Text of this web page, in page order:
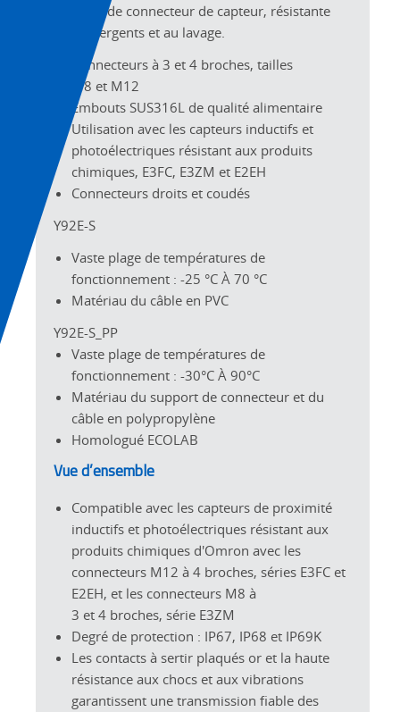
cordons de connecteur de capteur, résistante
aux détergents et au lavage.
Connecteurs à 3 et 4 broches, tailles
M8 et M12
Embouts SUS316L de qualité alimentaire
Utilisation avec les capteurs inductifs et
photoélectriques résistant aux produits
chimiques, E3FC, E3ZM et E2EH
Connecteurs droits et coudés
Y92E-S
Vaste plage de températures de
fonctionnement : -25 °C À 70 °C
Matériau du câble en PVC
Y92E-S_PP
Vaste plage de températures de
fonctionnement : -30°C À 90°C
Matériau du support de connecteur et du
câble en polypropylène
Homologué ECOLAB
Vue d’ensemble
Compatible avec les capteurs de proximité
inductifs et photoélectriques résistant aux
produits chimiques d'Omron avec les
connecteurs M12 à 4 broches, séries E3FC et
E2EH, et les connecteurs M8 à
3 et 4 broches, série E3ZM
Degré de protection : IP67, IP68 et IP69K
Les contacts à sertir plaqués or et la haute
résistance aux chocs et aux vibrations
garantissent une transmission fiable des